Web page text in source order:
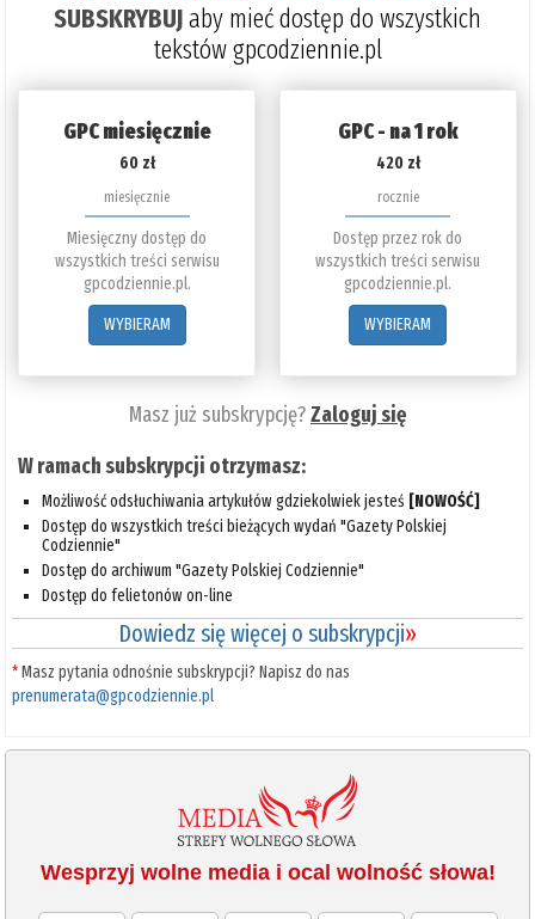
SUBSKRYBUJaby mieć dostęp do wszystkich
tekstów gpcodziennie.pl
GPC miesięcznie
60 zł
miesięcznie
Miesięczny dostęp do
wszystkich treści serwisu
gpcodziennie.pl.
WYBIERAM
GPC - na 1 rok
420 zł
rocznie
Dostęp przez rok do
wszystkich treści serwisu
gpcodziennie.pl.
WYBIERAM
Masz już subskrypcję?Zaloguj się
W ramach subskrypcji otrzymasz:
Możliwość odsłuchiwania artykułów gdziekolwiek jesteś [NOWOŚĆ]
Dostęp do wszystkich treści bieżących wydań "Gazety Polskiej
Codziennie"
Dostęp do archiwum "Gazety Polskiej Codziennie"
Dostęp do felietonów on-line
Dowiedz się więcej o subskrypcji»
*Masz pytania odnośnie subskrypcji? Napisz do nas
prenumerata@gpcodziennie.pl
Wesprzyj wolne media i ocal wolność słowa!